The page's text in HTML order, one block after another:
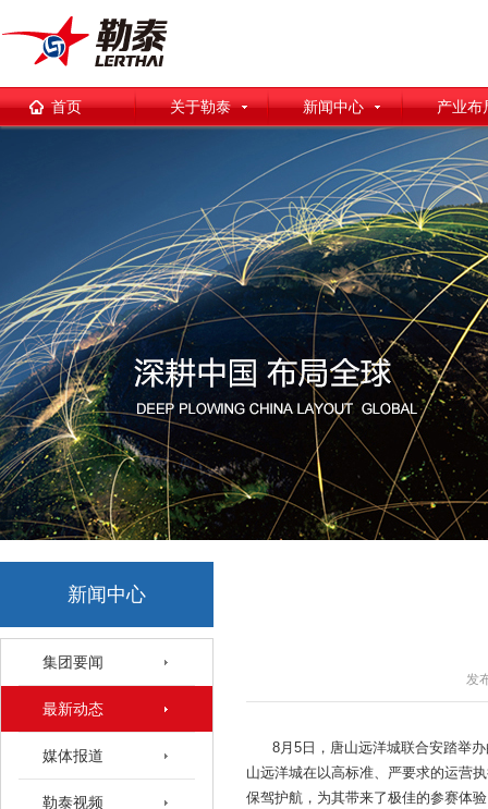
首页 关于勒泰 新闻中心 产业布
新闻中心
集团要闻
最新动态
媒体报道
勒泰视频
发
8月5日， 唐山远洋城联合安踏举
山远洋城在以高标准、严要求的运营
保驾护航，为其带来了极佳的参赛体